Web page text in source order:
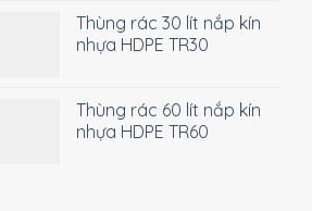
Thùng rác 30 lít nắp kín
nhựa HDPE TR30
Thùng rác 60 lít nắp kín
nhựa HDPE TR60